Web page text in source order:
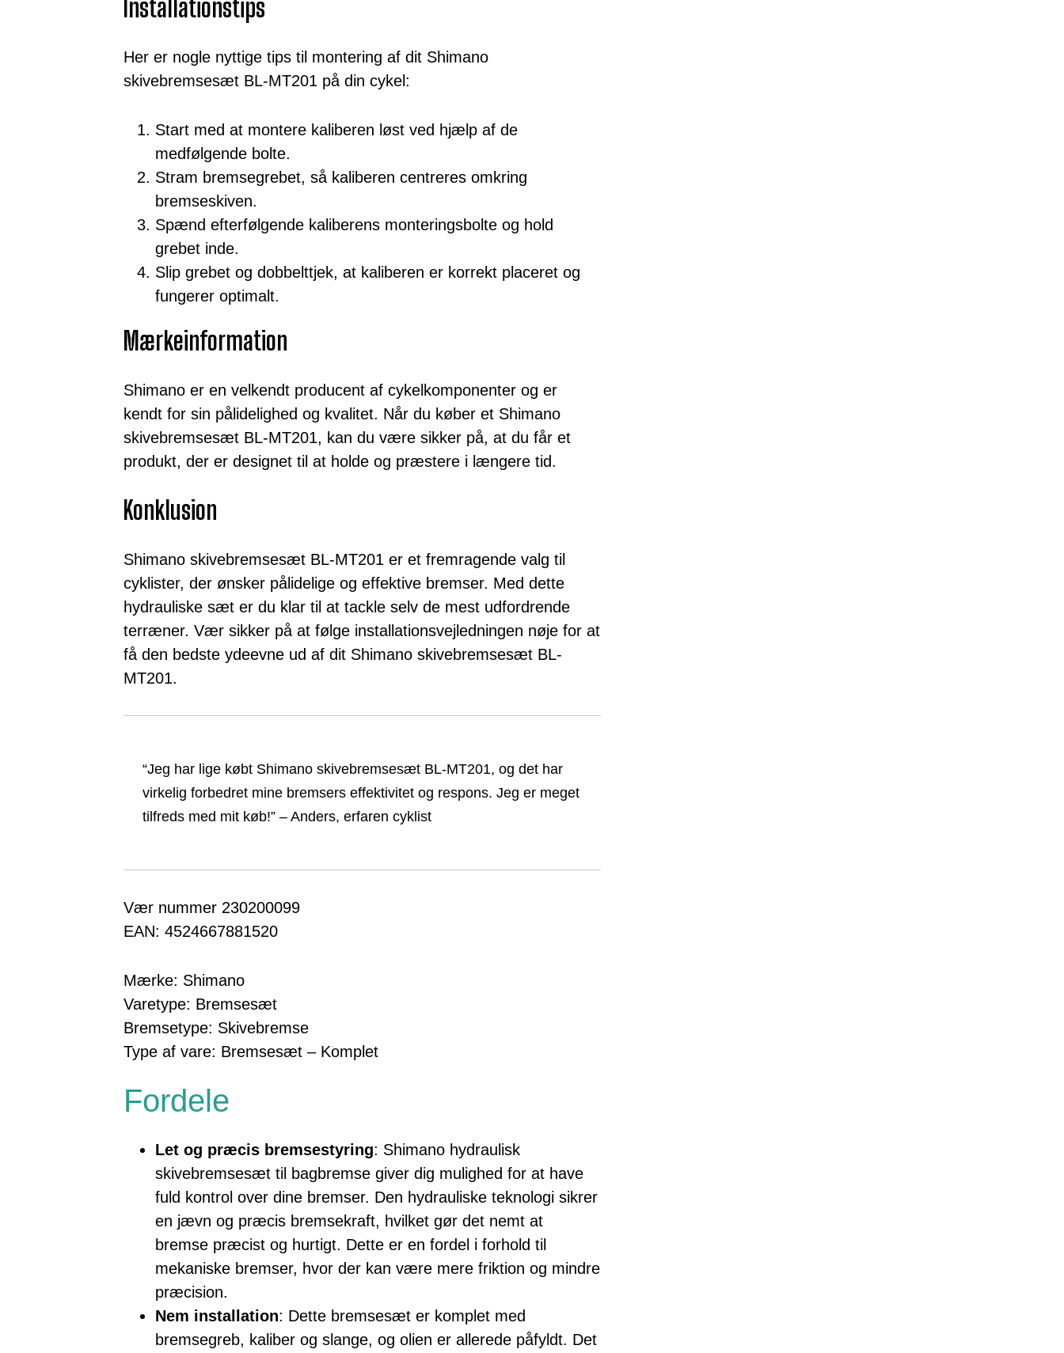
Installationstips
Her er nogle nyttige tips til montering af dit Shimano
skivebremsesæt BL-MT201 på din cykel:
Start med at montere kaliberen løst ved hjælp af de
medfølgende bolte.
Stram bremsegrebet, så kaliberen centreres omkring
bremseskiven.
Spænd efterfølgende kaliberens monteringsbolte og hold
grebet inde.
Slip grebet og dobbelttjek, at kaliberen er korrekt placeret og
fungerer optimalt.
Mærkeinformation
Shimano er en velkendt producent af cykelkomponenter og er
kendt for sin pålidelighed og kvalitet. Når du køber et Shimano
skivebremsesæt BL-MT201, kan du være sikker på, at du får et
produkt, der er designet til at holde og præstere i længere tid.
Konklusion
Shimano skivebremsesæt BL-MT201 er et fremragende valg til
cyklister, der ønsker pålidelige og effektive bremser. Med dette
hydrauliske sæt er du klar til at tackle selv de mest udfordrende
terræner. Vær sikker på at følge installationsvejledningen nøje for at
få den bedste ydeevne ud af dit Shimano skivebremsesæt BL-
MT201.
“Jeg har lige købt Shimano skivebremsesæt BL-MT201, og det har
virkelig forbedret mine bremsers effektivitet og respons. Jeg er meget
tilfreds med mit køb!” – Anders, erfaren cyklist
Vær nummer 230200099
EAN: 4524667881520
Mærke: Shimano
Varetype: Bremsesæt
Bremsetype: Skivebremse
Type af vare: Bremsesæt – Komplet
Fordele
Let og præcis bremsestyring: Shimano hydraulisk
skivebremsesæt til bagbremse giver dig mulighed for at have
fuld kontrol over dine bremser. Den hydrauliske teknologi sikrer
en jævn og præcis bremsekraft, hvilket gør det nemt at
bremse præcist og hurtigt. Dette er en fordel i forhold til
mekaniske bremser, hvor der kan være mere friktion og mindre
præcision.
Nem installation: Dette bremsesæt er komplet med
bremsegreb, kaliber og slange, og olien er allerede påfyldt. Det